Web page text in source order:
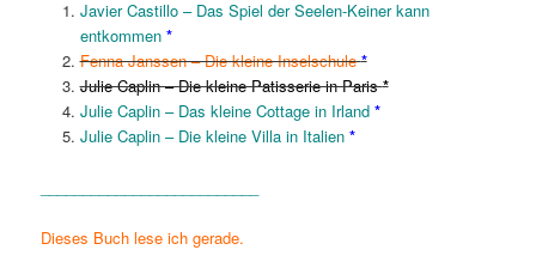
Javier Castillo – Das Spiel der Seelen-Keiner kann
entkommen*
Fenna Janssen – Die kleine Inselschule *
Julie Caplin – Die kleine Patisserie in Paris*
Julie Caplin – Das kleine Cottage in Irland *
Julie Caplin – Die kleine Villa in Italien *
Dieses Buch lese ich gerade.